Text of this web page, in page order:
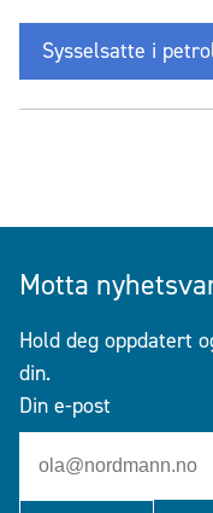
Sysselsatte i
Motta
Hold deg oppdatert
din.
Din e-post